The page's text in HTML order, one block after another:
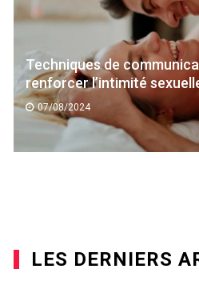
Techniques de
renforcer l’intimité
07/08/2024
LES DERNIERS